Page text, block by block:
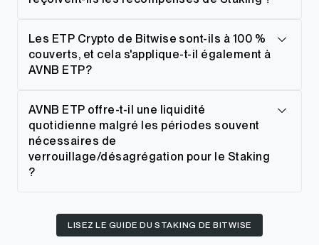
Les ETP Crypto de Bitwise sont-ils à 100 %
couverts, et cela s'applique-t-il également à
AVNB ETP?
AVNB ETP offre-t-il une liquidité
quotidienne malgré les périodes souvent
nécessaires de
verrouillage/désagrégation pour le Staking
?
LISEZ LE GUIDE DU STAKING DE BITWISE